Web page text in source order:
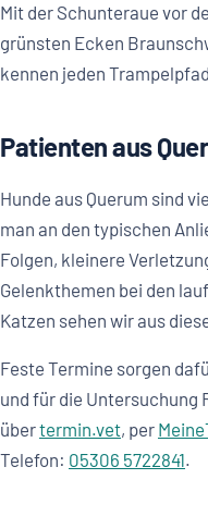
Mit der Schunteraue vor
grünsten Ecken
kennen jeden
Patienten aus
Hunde aus Querum sind
man an den typischen
Folgen, kleinere
Gelenkthemen bei den
Katzen sehen wir aus
Feste Termine sorgen
und für die Untersuchung
übertermin.vet, per
Telefon: 05306 5722841.